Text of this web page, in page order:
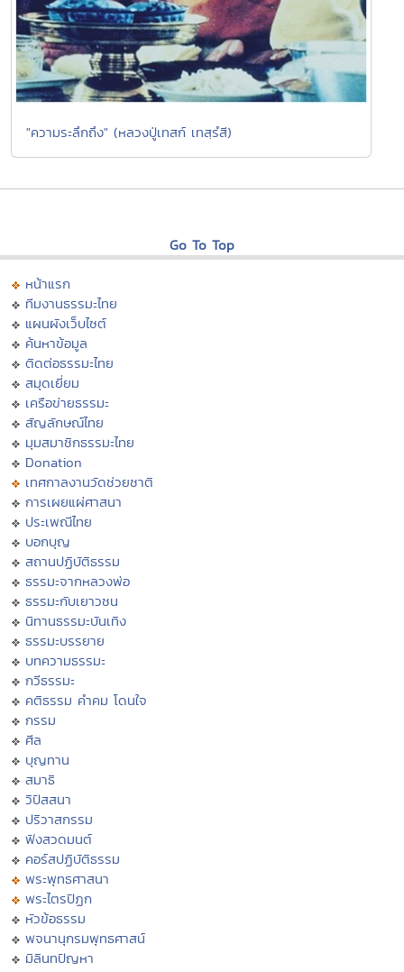
"ความระลึกถึง" (หลวงปู่เทสก์ เทสฺรํสี)
Go To Top
หน้าแรก
ทีมงานธรรมะไทย
แผนผังเว็บไซต์
ค้นหาข้อมูล
ติดต่อธรรมะไทย
สมุดเยี่ยม
เครือข่ายธรรมะ
สัญลักษณ์ไทย
มุมสมาชิกธรรมะไทย
Donation
เทศกาลงานวัดช่วยชาติ
การเผยแผ่ศาสนา
ประเพณีไทย
บอกบุญ
สถานปฏิบัติธรรม
ธรรมะจากหลวงพ่อ
ธรรมะกับเยาวชน
นิทานธรรมะบันเทิง
ธรรมะบรรยาย
บทความธรรมะ
กวีธรรมะ
คติธรรม คำคม โดนใจ
กรรม
ศีล
บุญทาน
สมาธิ
วิปัสสนา
ปริวาสกรรม
ฟังสวดมนต์
คอร์สปฏิบัติธรรม
พระพุทธศาสนา
พระไตรปิฏก
หัวข้อธรรม
พจนานุกรมพุทธศาสน์
มิลินทปัญหา